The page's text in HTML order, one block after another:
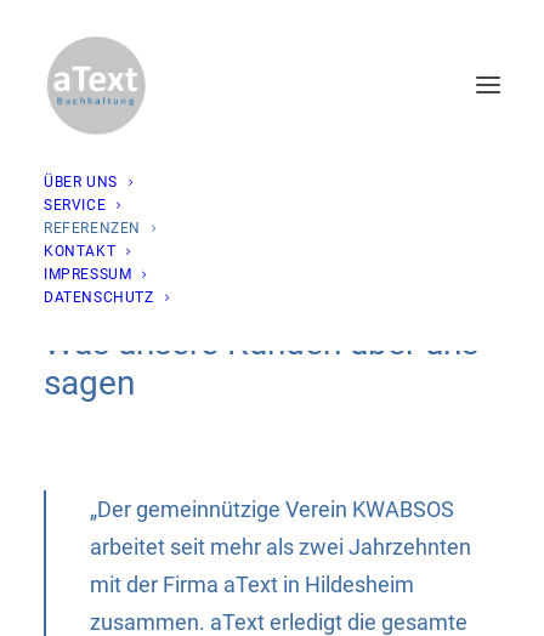
ÜBER UNS
SERVICE
REFERENZEN
KONTAKT
IMPRESSUM
DATENSCHUTZ
Was unsere Kunden über uns
sagen
„Der gemeinnützige Verein KWABSOS
arbeitet seit mehr als zwei Jahrzehnten
mit der Firma aText in Hildesheim
zusammen. aText erledigt die gesamte